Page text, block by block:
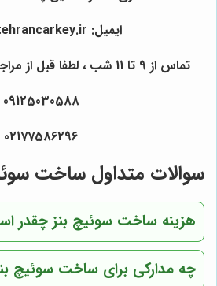
ایمیل: info@tehrancarkey.ir
تماس از 9 تا 11 شب ، لطفا قبل از مراجعه هماهنگ بفرمایید
09125030588
02177586296
سوالات متداول ساخت
هزینه ساخت سوئیچ بنز چقدر
چه مدارکی برای ساخت سوئیچ